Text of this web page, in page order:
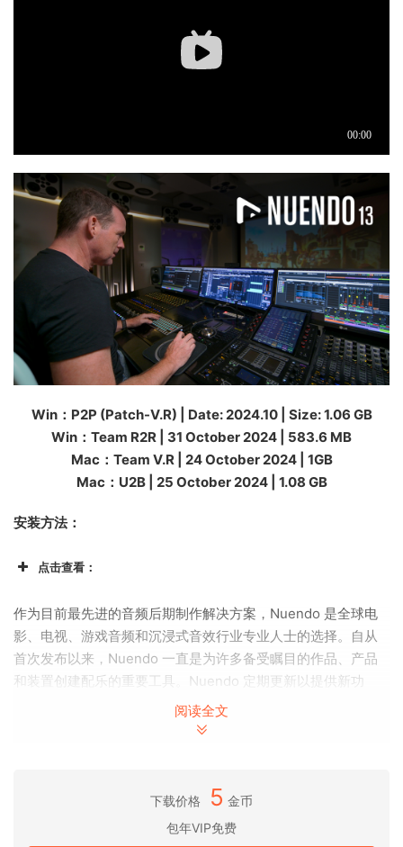
Win：P2P (Patch-V.R) | Date: 2024.10 | Size: 1.06 GB
Win：Team R2R | 31 October 2024 | 583.6 MB
Mac：Team V.R | 24 October 2024 | 1GB
Mac：U2B | 25 October 2024 | 1.08 GB
安装方法：
点击查看：
作为目前最先进的音频后期制作解决方案，Nuendo 是全球电
影、电视、游戏音频和沉浸式音效行业专业人士的选择。自从
首次发布以来，Nuendo 一直是为许多备受瞩目的作品、产品
和装置创建配乐的重要工具。Nuendo 定期更新以提供新功
能、工作流程改进和用户要求的附加功能，这意味着 Nuendo
不断超越人们对专用于音频后期制作的音频工作站的期望，其
Nuendo 13 为对话编辑、混音和录音工程师引入了独特且省时
阅读全文
下载价格 5 金币
包年VIP免费